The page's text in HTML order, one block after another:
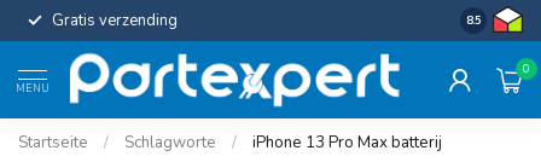
Gratis verzending Uniforme
8.5
MENU
0
Startseite / Schlagworte / iPhone 13 Pro Max batterij